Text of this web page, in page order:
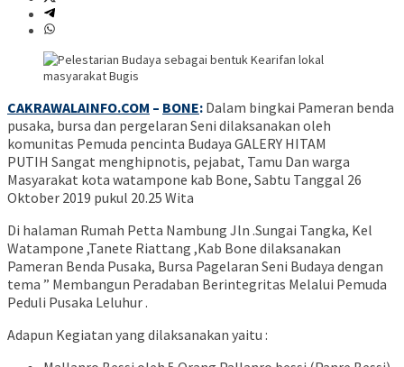
CAKRAWALAINFO.COM – BONE: Dalam bingkai Pameran benda
pusaka, bursa dan pergelaran Seni dilaksanakan oleh
komunitas Pemuda pencinta Budaya GALERY HITAM
PUTIH Sangat menghipnotis, pejabat, Tamu Dan warga
Masyarakat kota watampone kab Bone, Sabtu Tanggal 26
Oktober 2019 pukul 20.25 Wita
Di halaman Rumah Petta Nambung Jln .Sungai Tangka, Kel
Watampone ,Tanete Riattang ,Kab Bone dilaksanakan
Pameran Benda Pusaka, Bursa Pagelaran Seni Budaya dengan
tema ” Membangun Peradaban Berintegritas Melalui Pemuda
Peduli Pusaka Leluhur .
Adapun Kegiatan yang dilaksanakan yaitu :